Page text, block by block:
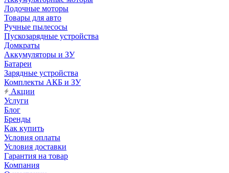
Лодочные моторы
Товары для авто
Ручные пылесосы
Пускозарядные устройства
Домкраты
Аккумуляторы и ЗУ
Батареи
Зарядные устройства
Комплекты АКБ и ЗУ
Акции
Услуги
Блог
Бренды
Как купить
Условия оплаты
Условия доставки
Гарантия на товар
Компания